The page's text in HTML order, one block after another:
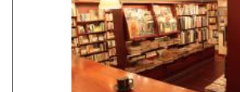
910円 大分県
910円